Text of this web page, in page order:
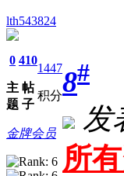
lth543824
0
主
题
410
帖
子
1447
积分
金牌会员
8#
发
所